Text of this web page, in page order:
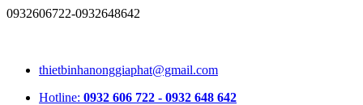
0932606722-0932648642
thietbinhanonggiaphat@gmail.com
Hotline: 0932 606 722 - 0932 648 642